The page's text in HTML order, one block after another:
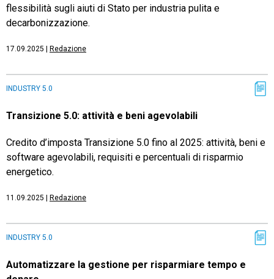
flessibilità sugli aiuti di Stato per industria pulita e
decarbonizzazione.
17.09.2025 Redazione
INDUSTRY 5.0
Transizione 5.0: attività e beni agevolabili
Credito d’imposta Transizione 5.0 fino al 2025: attività, beni e
software agevolabili, requisiti e percentuali di risparmio
energetico.
11.09.2025 Redazione
INDUSTRY 5.0
Automatizzare la gestione per risparmiare tempo e